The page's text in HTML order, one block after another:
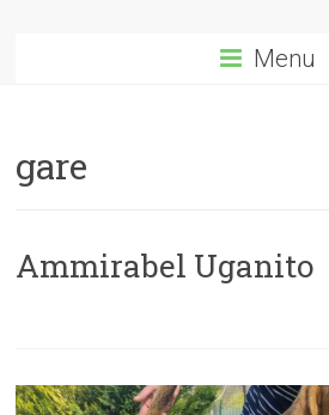
Menu
gare
Ammirabel Uganito